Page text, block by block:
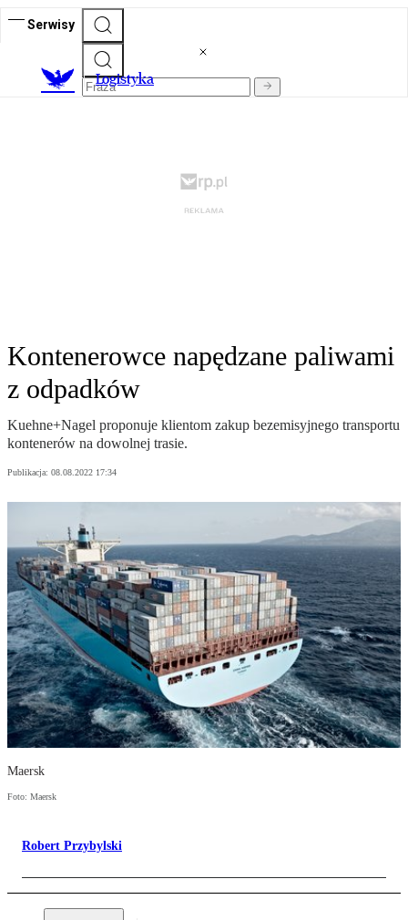
Serwisy
Logistyka
Kontenerowce napędzane paliwami
z odpadków
Kuehne+Nagel proponuje klientom zakup bezemisyjnego transportu
kontenerów na dowolnej trasie.
Publikacja: 08.08.2022 17:34
Maersk
Foto: Maersk
Robert Przybylski